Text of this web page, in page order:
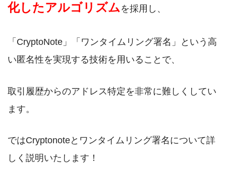
化したアルゴリズムを採用し、
「CryptoNote」「ワンタイムリング署名」という高
い匿名性を実現する技術を用いることで、
取引履歴からのアドレス特定を非常に難しくしてい
ます。
ではCryptonoteとワンタイムリング署名について詳
しく説明いたします！